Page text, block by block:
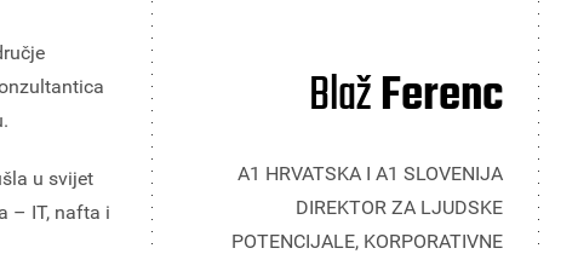
BlažFerenc
A1 HRVATSKA I A1 SLOVENIJA
DIREKTOR ZA LJUDSKE
POTENCIJALE, KORPORATIVNE
u svijet
– IT, nafta i